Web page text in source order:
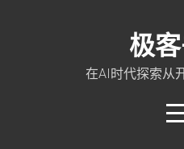
极
在AI时代探索从